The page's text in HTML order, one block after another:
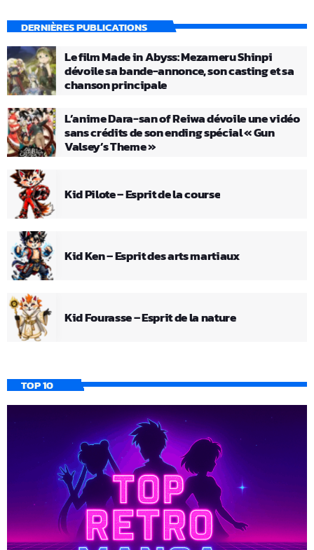
DERNIÈRES PUBLICATIONS
Le film Made in Abyss: Mezameru Shinpi
dévoile sa bande-annonce, son casting et sa
chanson principale
L’anime Dara-san of Reiwa dévoile une vidéo
sans crédits de son ending spécial « Gun
Valsey’s Theme »
Kid Pilote – Esprit de la course
Kid Ken – Esprit des arts martiaux
Kid Fourasse – Esprit de la nature
TOP 10